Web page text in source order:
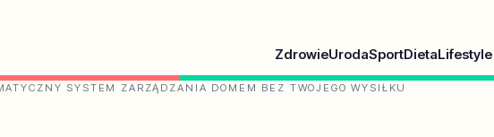
ZdrowieUrodaSportDietaLifestyle
SYSTEM ZARZĄDZANIA DOMEM BEZ TWOJEGO WYSIŁKU